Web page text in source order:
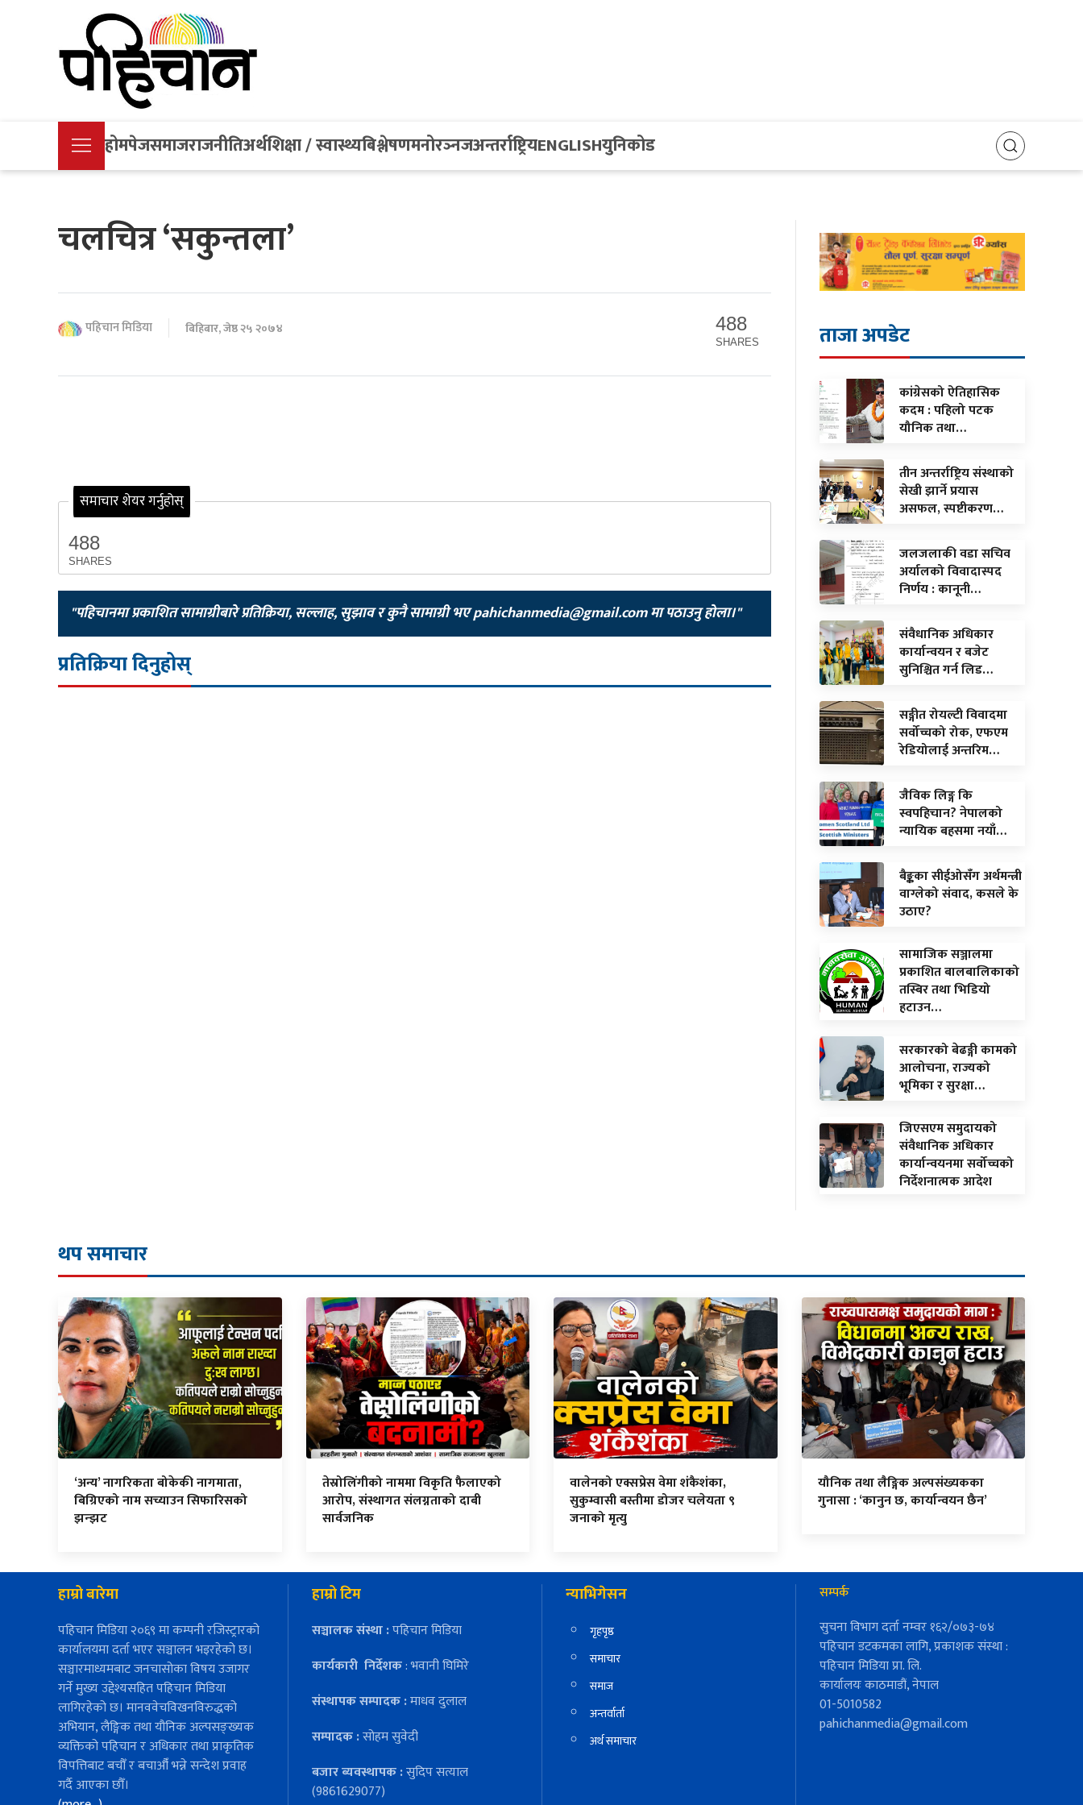
होमपेजसमाजराजनीतिअर्थशिक्षा / स्वास्थ्यबिश्लेषणमनोरञ्नजअन्तर्राष्ट्रियENGLISHयुनिकोड
चलचित्र ‘सकुन्तला’
पहिचान मिडिया बिहिबार, जेष्ठ २५ २०७४ 488
SHARES
समाचार शेयर गर्नुहोस्
488
SHARES
"पहिचानमा प्रकाशित सामाग्रीबारे प्रतिक्रिया, सल्लाह, सुझाव र कुनै सामाग्री भएpahichanmedia@gmail.comमा पठाउनु होला।"
प्रतिक्रिया दिनुहोस्
ताजा अपडेट
कांग्रेसको ऐतिहासिक
कदम : पहिलो पटक
यौनिक तथा…
तीन अन्तर्राष्ट्रिय संस्थाको
सेखी झार्ने प्रयास
असफल, स्पष्टीकरण…
जलजलाकी वडा सचिव
अर्यालको विवादास्पद
निर्णय : कानूनी…
संवैधानिक अधिकार
कार्यान्वयन र बजेट
सुनिश्चित गर्न लिड…
सङ्गीत रोयल्टी विवादमा
सर्वोच्चको रोक, एफएम
रेडियोलाई अन्तरिम…
जैविक लिङ्ग कि
स्वपहिचान? नेपालको
न्यायिक बहसमा नयाँ…
बैङ्कका सीईओसँग अर्थमन्त्री
वाग्लेको संवाद, कसले के
उठाए?
सामाजिक सञ्जालमा
प्रकाशित बालबालिकाको
तस्बिर तथा भिडियो
हटाउन…
सरकारको बेढङ्गी कामको
आलोचना, राज्यको
भूमिका र सुरक्षा…
जिएसएम समुदायको
संवैधानिक अधिकार
कार्यान्वयनमा सर्वोच्चको
निर्देशनात्मक आदेश
थप समाचार
‘अन्य’ नागरिकता बोकेकी नागमाता,
बिग्रिएको नाम सच्याउन सिफारिसको
झन्झट
तेस्रोलिंगीको नाममा विकृति फैलाएको
आरोप, संस्थागत संलग्नताको दाबी
सार्वजनिक
वालेनको एक्सप्रेस वेमा शंकैशंका,
सुकुम्वासी बस्तीमा डोजर चलेयता ९
जनाको मृत्यु
यौनिक तथा लैङ्गिक अल्पसंख्यकका
गुनासा : ‘कानुन छ, कार्यान्वयन छैन’
हाम्रो बारेमा
पहिचान मिडिया २०६९ मा कम्पनी रजिस्ट्रारको
कार्यालयमा दर्ता भएर सञ्चालन भइरहेको छ।
सञ्चारमाध्यमबाट जनचासोका विषय उजागर
गर्ने मुख्य उद्देश्यसहित पहिचान मिडिया
लागिरहेको छ। मानववेचविखनविरुद्धको
अभियान, लैङ्गिक तथा यौनिक अल्पसङ्ख्यक
व्यक्तिको पहिचान र अधिकार तथा प्राकृतिक
विपत्तिबाट बचौँ र बचाऔँ भन्ने सन्देश प्रवाह
गर्दै आएका छौँ।
हाम्रो टिम
सञ्चालक संस्था :पहिचान मिडिया
कार्यकारी निर्देशक: भवानी घिमिरे
संस्थापक सम्पादक :माधव दुलाल
सम्पादक :सोहम सुवेदी
बजार ब्यवस्थापक :सुदिप सत्याल
(9861629077)
न्याभिगेसन
गृहपृष्ठ
समाचार
समाज
अन्तर्वार्ता
अर्थ समाचार
सम्पर्क
सुचना विभाग दर्ता नम्वर १६२/०७३-७४
पहिचान डटकमका लागि, प्रकाशक संस्था :
पहिचान मिडिया प्रा. लि.
कार्यालयः काठमाडौं, नेपाल
01-5010582
pahichanmedia@gmail.com